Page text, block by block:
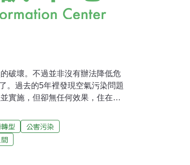
破壞。不過並非沒有辦法降低危
。過去的5年裡發現空氣污染問題
實施，但卻無任何效果，住在都
示，蒙古包區的煙霧站空氣污染
古包區的問題大家曾經多次討
法。但掌權者不願實施這些方
型
公害污染